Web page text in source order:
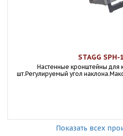
STAGG SPH-
Настенные кронштейны для
шт.Регулируемый угол
Показать всех